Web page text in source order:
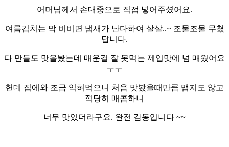
어머님께서 손대중으로 직접 넣어주셨어요.
여름김치는 막 비비면 냄새가 난다하여 살살..~ 조물조물 무쳤
답니다.
다 만들도 맛을봤는데 매운걸 잘 못먹는 제입맛에 넘 매웠어요
ㅜㅜ
헌데 집에와 조금 익혀먹으니 처음 맛봤을때만큼 맵지도 않고
적당히 매콤하니
너무 맛있더라구요. 완전 감동입니다 ~~